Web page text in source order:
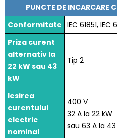
PUNCTE DE INCARCARE
Conformitate IEC 61851, IEC
Priza curent
alternativ la
22 kW sau 43
kW
Tip 2
Iesirea
curentului
electric
nominal
400 V
32 A la 22 kW
sau 63 A la